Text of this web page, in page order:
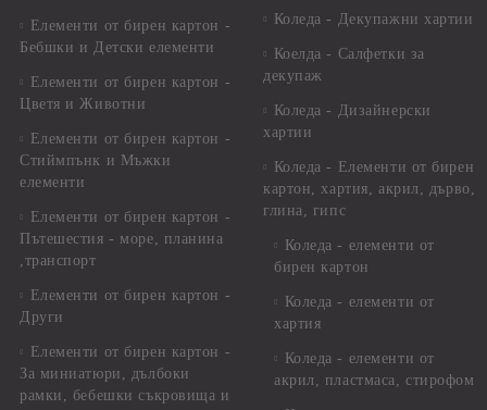
Елементи от бирен картон -
Бебшки и Детски елементи
Елементи от бирен картон -
Цветя и Животни
Елементи от бирен картон -
Стиймпънк и Мъжки
елементи
Елементи от бирен картон -
Пътешестия - море, планина
,транспорт
Елементи от бирен картон -
Други
Елементи от бирен картон -
За миниатюри, дълбоки
рамки, бебешки съкровища и
Коледа - Декупажни хартии
Коелда - Салфетки за
декупаж
Коледа - Дизайнерски
хартии
Коледа - Eлементи от бирен
картон, хартия, акрил, дърво,
глина, гипс
Коледа - елементи от
бирен картон
Коледа - елементи от
хартия
Коледа - елементи от
акрил, пластмаса, стирофом